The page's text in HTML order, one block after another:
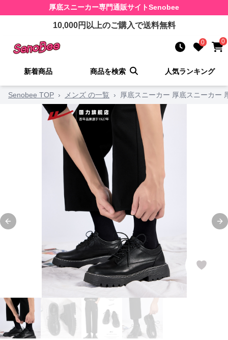
厚底スニーカー専門通販サイトSenobee
10,000円以上のご購入で送料無料
0 0
新着商品 商品を検索 人気ランキング
Senobee TOP › メンズ の一覧 › 厚底スニーカー 厚底スニーカー
Previous slide